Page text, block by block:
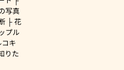
写真
花
プル
キ
りた